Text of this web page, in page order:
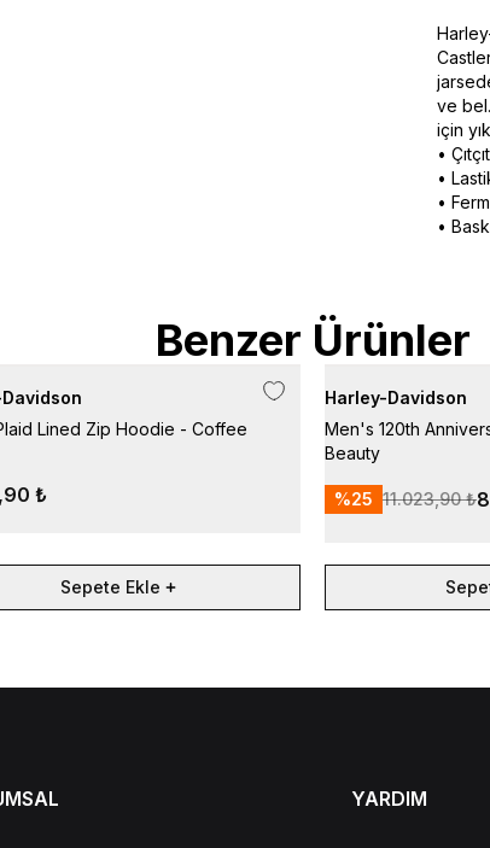
ve
için
•
•
•
•
Benzer Ürünler
Lined Zip Hoodie - Coffee
₺
Sepete Ekle
Harley-Davidson
Men's 120th
Beauty
%25 11.023,90 ₺
YARDIM